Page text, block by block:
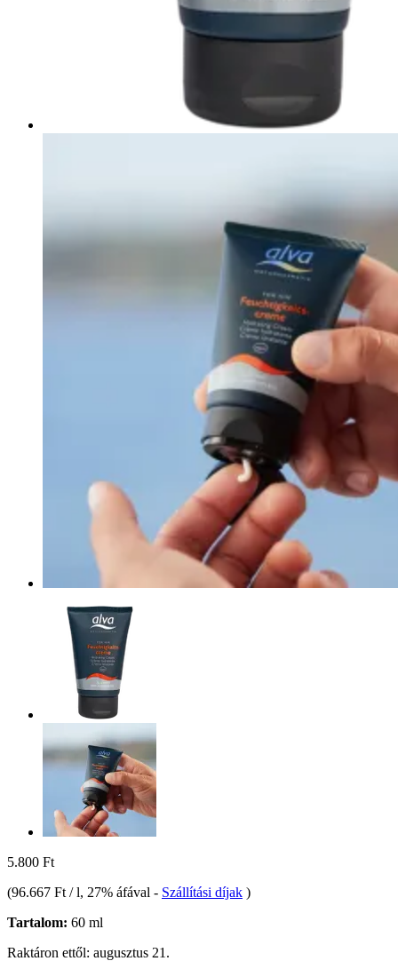
5.800 Ft
(96.667 Ft / l, 27% áfával - Szállítási díjak )
Tartalom: 60 ml
Raktáron ettől: augusztus 21.